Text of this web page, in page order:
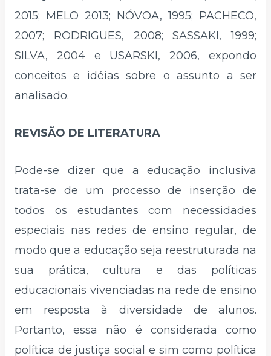
2015; MELO 2013; NÓVOA, 1995; PACHECO,
2007; RODRIGUES, 2008; SASSAKI, 1999;
SILVA, 2004 e USARSKI, 2006, expondo
conceitos e idéias sobre o assunto a ser
analisado.
REVISÃO DE LITERATURA
Pode-se dizer que a educação inclusiva
trata-se de um processo de inserção de
todos os estudantes com necessidades
especiais nas redes de ensino regular, de
modo que a educação seja reestruturada na
sua prática, cultura e das políticas
educacionais vivenciadas na rede de ensino
em resposta à diversidade de alunos.
Portanto, essa não é considerada como
política de justiça social e sim como política